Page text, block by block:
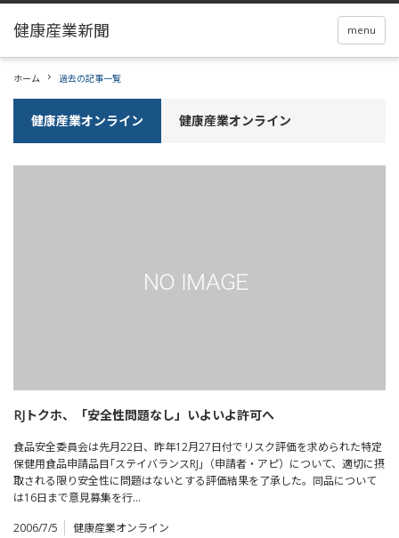
menu
ホーム 過去の記事一覧
健康産業オンライン 健康産業オンライン
RJトクホ、「安全性問題なし」いよいよ許可へ
食品安全委員会は先月22日、昨年12月27日付でリスク評価を求められた特定
保健用食品申請品目｢ステイバランスRJ｣（申請者・アピ）について、適切に摂
取される限り安全性に問題はないとする評価結果を了承した。同品について
は16日まで意見募集を行…
2006/7/5
健康産業オンライン